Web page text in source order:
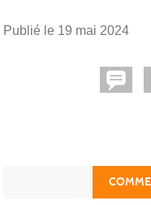
Publié le 19 mai 2024